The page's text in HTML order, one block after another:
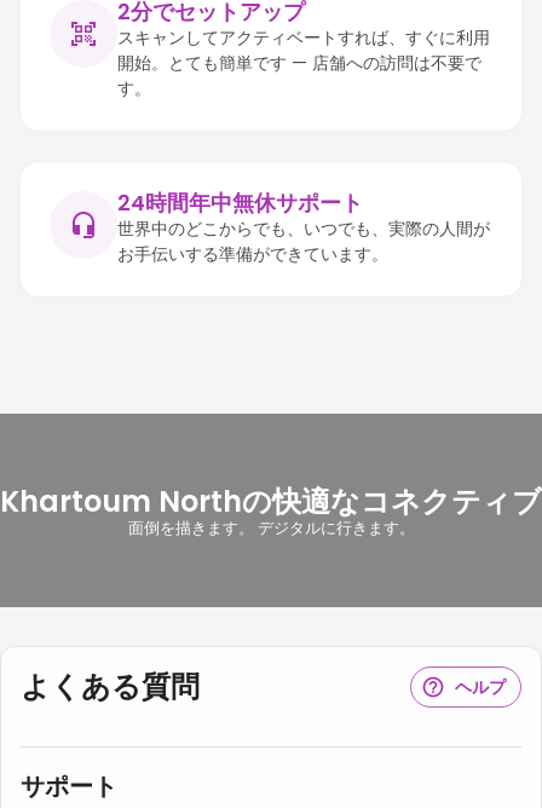
2分でセットアップ
スキャンしてアクティベートすれば、すぐに利用
開始。とても簡単です — 店舗への訪問は不要で
す。
24時間年中無休サポート
世界中のどこからでも、いつでも、実際の人間が
お手伝いする準備ができています。
Khartoum Northの快適なコネクティブ
面倒を描きます。 デジタルに行きます。
よくある質問 ヘルプ
サポート